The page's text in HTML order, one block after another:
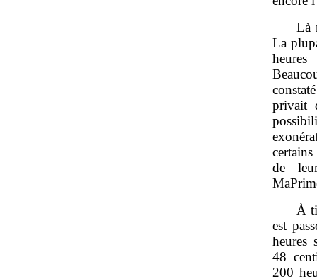
Là
La
heures
privait
de
À
est
heures
48
200